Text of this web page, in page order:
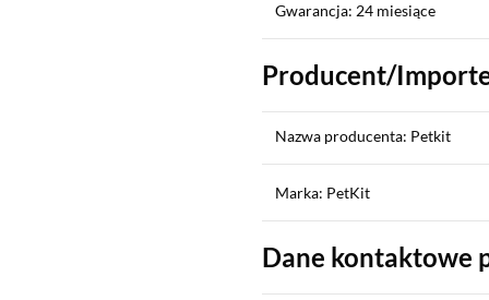
Gwarancja: 24 miesiące
Producent/
Nazwa producenta: Petkit
Marka: PetKit
Dane kontaktowe